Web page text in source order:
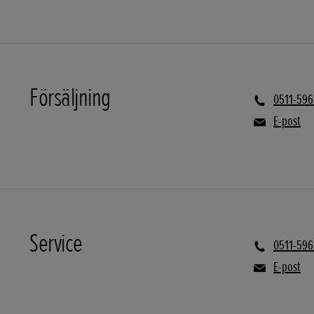
Försäljning
0511-
E-post
Service
0511-
E-post